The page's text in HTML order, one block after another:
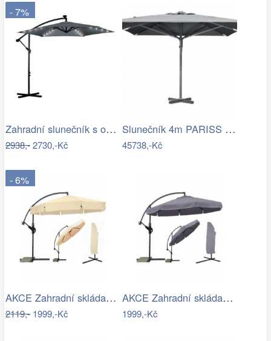
- 7%
Zahradní slunečník s osvětlením PL-882,…
2938,-2730,-Kč
Slunečník 4m PARISS - GD
45738,-Kč
- 6%
AKCE Zahradní skládací slunečník LEVI…
2119,-1999,-Kč
AKCE Zahradní skládací slunečník LEVI…
1999,-Kč